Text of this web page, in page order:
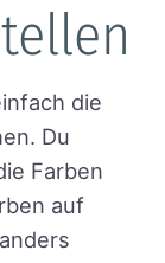
die
Du
Farben
auf